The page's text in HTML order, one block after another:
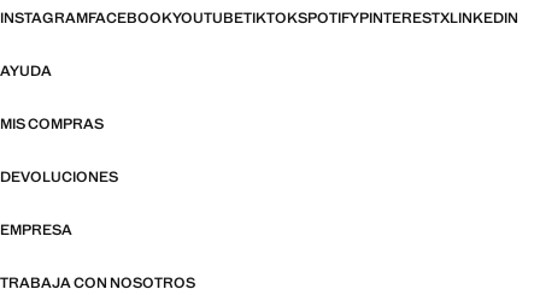
INSTAGRAMFACEBOOKYOUTUBETIKTOKSPOTIFYPINTERESTXLINKEDIN
AYUDA
MIS COMPRAS
DEVOLUCIONES
EMPRESA
TRABAJA CON NOSOTROS